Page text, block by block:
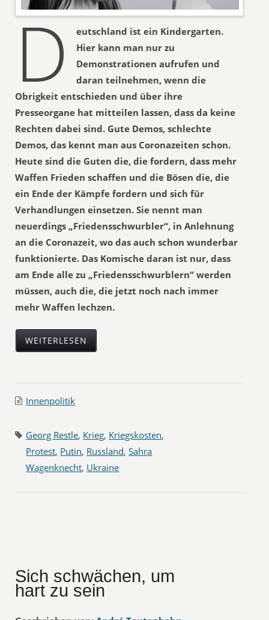
D
eutschland ist ein Kindergarten.
Hier kann man nur zu
Demonstrationen aufrufen und
daran teilnehmen, wenn die
Obrigkeit entschieden und über ihre
Presseorgane hat mitteilen lassen, dass da keine
Rechten dabei sind. Gute Demos, schlechte
Demos, das kennt man aus Coronazeiten schon.
Heute sind die Guten die, die fordern, dass mehr
Waffen Frieden schaffen und die Bösen die, die
ein Ende der Kämpfe fordern und sich für
Verhandlungen einsetzen. Sie nennt man
neuerdings „Friedensschwurbler“, in Anlehnung
an die Coronazeit, wo das auch schon wunderbar
funktionierte. Das Komische daran ist nur, dass
am Ende alle zu „Friedensschwurblern“ werden
müssen, auch die, die jetzt noch nach immer
mehr Waffen lechzen.
WEITERLESEN
Innenpolitik
Georg Restle, Krieg, Kriegskosten,
Protest, Putin, Russland,Sahra
Wagenknecht, Ukraine
Sich schwächen, um
hart zu sein